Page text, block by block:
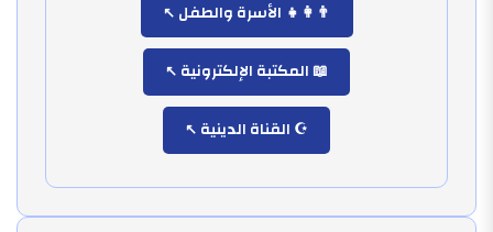
👨‍👩‍👧 الأسرة والطفل
📖 المكتبة الإلكترونية
☪️ القناة الدينية